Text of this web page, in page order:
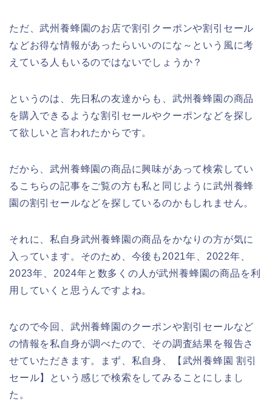
ただ、武州養蜂園のお店で割引クーポンや割引セール
などお得な情報があったらいいのにな～という風に考
えている人もいるのではないでしょうか？
というのは、先日私の友達からも、武州養蜂園の商品
を購入できるような割引セールやクーポンなどを探し
て欲しいと言われたからです。
だから、武州養蜂園の商品に興味があって検索してい
るこちらの記事をご覧の方も私と同じように武州養蜂
園の割引セールなどを探しているのかもしれません。
それに、私自身武州養蜂園の商品をかなりの方が気に
入っています。そのため、今後も2021年、2022年、
2023年、2024年と数多くの人が武州養蜂園の商品を利
用していくと思うんですよね。
なので今回、武州養蜂園のクーポンや割引セールなど
の情報を私自身が調べたので、その調査結果を報告さ
せていただきます。まず、私自身、【武州養蜂園 割引
セール】という感じで検索をしてみることにしまし
た。